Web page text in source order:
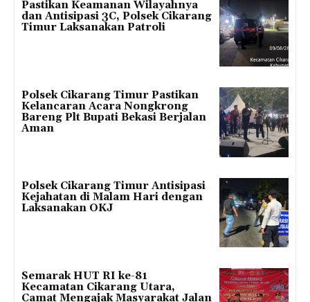
Pastikan Keamanan Wilayahnya
dan Antisipasi 3C, Polsek Cikarang
Timur Laksanakan Patroli
Polsek Cikarang Timur Pastikan
Kelancaran Acara Nongkrong
Bareng Plt Bupati Bekasi Berjalan
Aman
Polsek Cikarang Timur Antisipasi
Kejahatan di Malam Hari dengan
Laksanakan OKJ
Semarak HUT RI ke-81
Kecamatan Cikarang Utara,
Camat Mengajak Masyarakat Jalan